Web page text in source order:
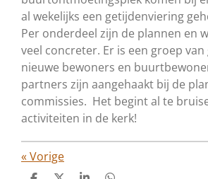
al wekelijks een getijdenviering
Per onderdeel zijn de plannen en
veel concreter. Er is een groep
nieuwe bewoners en
partners zijn aangehaakt bij de
commissies. Het begint al te
activiteiten in de kerk!
«Vorige